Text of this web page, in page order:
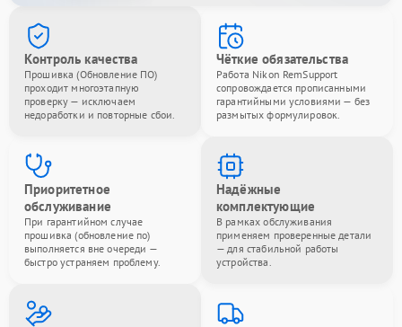
Контроль качества
Прошивка (Обновление ПО)
проходит многоэтапную
проверку — исключаем
недоработки и повторные сбои.
Чёткие обязательства
Работа Nikon RemSupport
сопровождается прописанными
гарантийными условиями — без
размытых формулировок.
Приоритетное
обслуживание
При гарантийном случае
прошивка (обновление по)
выполняется вне очереди —
быстро устраняем проблему.
Надёжные
комплектующие
В рамках обслуживания
применяем проверенные детали
— для стабильной работы
устройства.